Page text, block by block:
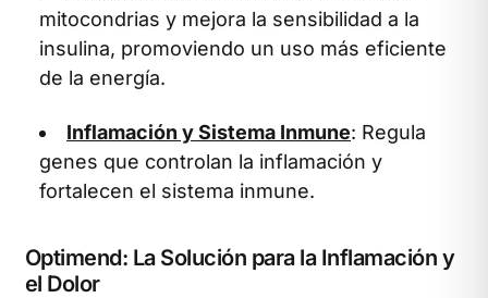
mitocondrias y mejora la sensibilidad a la
insulina, promoviendo un uso más eficiente
de la energía.
Inflamación y Sistema Inmune: Regula
genes que controlan la inflamación y
fortalecen el sistema inmune.
Optimend: La Solución para la Inflamación y
el Dolor